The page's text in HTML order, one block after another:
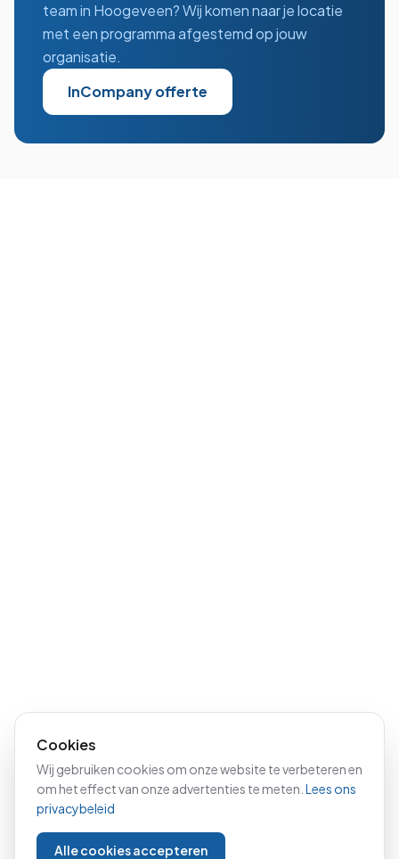
team in Hoogeveen? Wij komen naar je locatie
met een programma afgestemd op jouw
organisatie.
InCompany offerte
Cookies
Wij gebruiken cookies om onze website te verbeteren en
om het effect van onze advertenties te meten. Lees ons
privacybeleid
Alle cookies accepteren